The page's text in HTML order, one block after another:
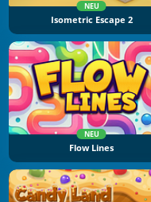
NEU
Isometric Escape 2
NEU
Flow Lines